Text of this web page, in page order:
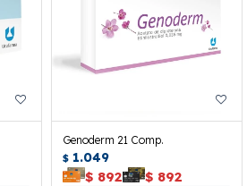
Genoderm 21 Comp.
$ 1.049
$ 892 $ 892